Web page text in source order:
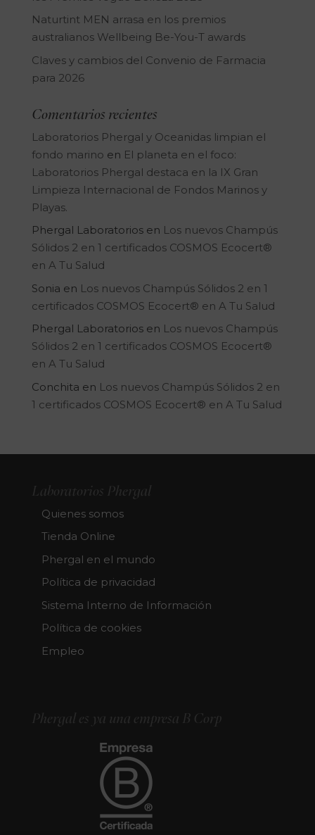
Naturtint MEN arrasa en los premios
australianos Wellbeing Be-You-T awards
Claves y cambios del Convenio de Farmacia
para 2026
Comentarios recientes
Laboratorios Phergal y Oceanidas limpian el
fondo marino en El planeta en el foco:
Laboratorios Phergal destaca en la IX Gran
Limpieza Internacional de Fondos Marinos y
Playas.
Phergal Laboratoriosen Los nuevos Champús
Sólidos 2 en 1 certificados COSMOS Ecocert®
en A Tu Salud
Sonia en Los nuevos Champús Sólidos 2 en 1
certificados COSMOS Ecocert® en A Tu Salud
Phergal Laboratoriosen Los nuevos Champús
Sólidos 2 en 1 certificados COSMOS Ecocert®
en A Tu Salud
Conchita en Los nuevos Champús Sólidos 2 en
1 certificados COSMOS Ecocert® en A Tu Salud
Laboratorios Phergal
Quienes somos
Tienda Online
Phergal en el mundo
Política de privacidad
Sistema Interno de Información
Política de cookies
Empleo
Phergal es ya una empresa B Corp